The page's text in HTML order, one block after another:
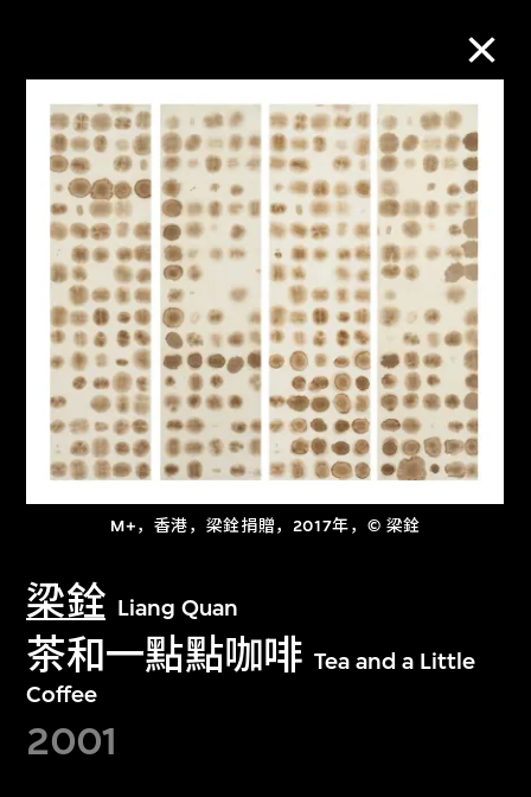
M+，香港，梁銓捐贈，2017年，© 梁銓
梁銓 Liang Quan
茶和一點點咖啡 Tea and a Little
Coffee
2001
M+藏品
进一步筛选 搜索
关于M+藏品
探索世界顶级的二十及二十一世纪视觉
文化藏品。